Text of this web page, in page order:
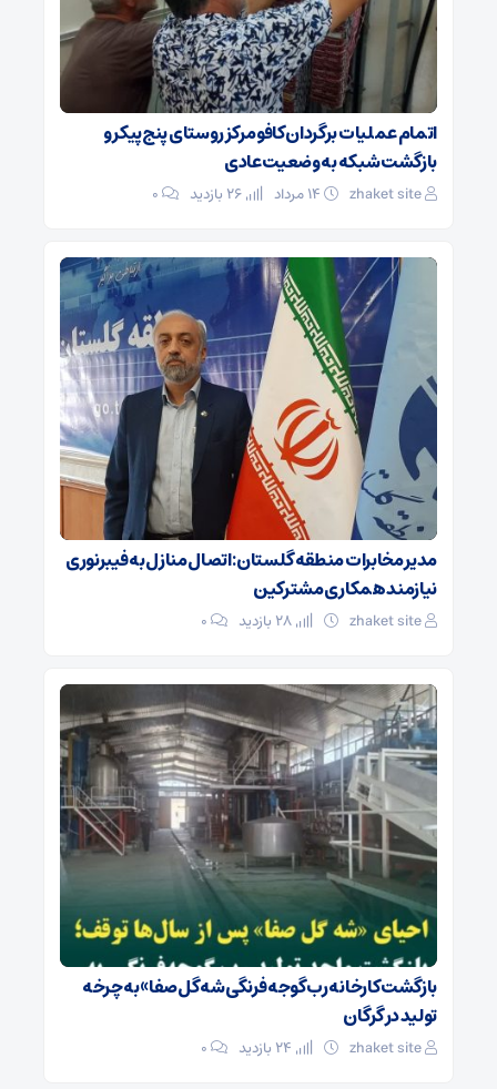
اتمام عملیات برگردان کافو مرکز روستای پنج‌پیکر و
بازگشت شبکه به وضعیت عادی
zhaket site ۰
مدیر مخابرات منطقه گلستان: اتصال منازل به فیبرنوری
نیازمند همکاری مشترکین
zhaket site ۰
بازگشت کارخانه رب گوجه فرنگی شه گل صفا» به چرخه
تولید در گرگان
zhaket site ۰